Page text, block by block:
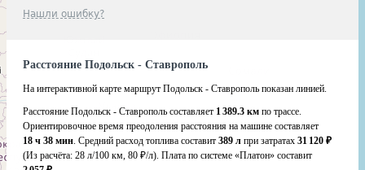
Нашли ошибку?
Расстояние Подольск - Ставрополь
На интерактивной карте маршрут Подольск - Ставрополь показан линией.
Расстояние Подольск - Ставрополь составляет 1 389.3 км по трассе.
Ориентировочное время преодоления расстояния на машине составляет
18 ч 38 мин. Средний расход топлива составит 389 л при затратах 31 120 ₽
(Из расчёта: 28 л/100 км, 80 ₽/л). Плата по системе «Платон» составит